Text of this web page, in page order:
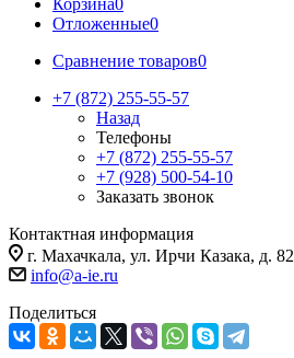
Корзина0
Отложенные0
Сравнение товаров0
+7 (872) 255-55-57
Назад
Телефоны
+7 (872) 255-55-57
+7 (928) 500-54-10
Заказать звонок
Контактная информация
г. Махачкала, ул. Ирчи Казака, д. 82
info@a-ie.ru
Поделиться